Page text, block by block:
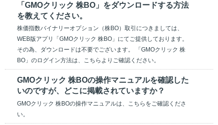
「GMOクリック 株BO」をダウンロードする方法
を教えてください。
株価指数バイナリーオプション（株BO）取引につきましては、
WEB版アプリ「GMOクリック 株BO」にてご提供しております。
その為、ダウンロードは不要でございます。 「GMOクリック 株
BO」のログイン方法は、こちらよりご確認ください。
GMOクリック 株BOの操作マニュアルを確認した
いのですが、どこに掲載されていますか？
GMOクリック 株BOの操作マニュアルは、こちらをご確認くださ
い。